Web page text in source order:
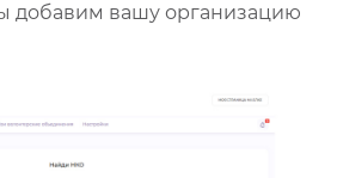
добавим вашу организацию